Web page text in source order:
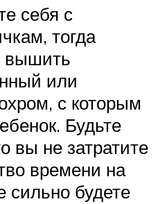
себя с
тогда
вышить
или
с которым
Будьте
вы не затратите
времени на
сильно будете